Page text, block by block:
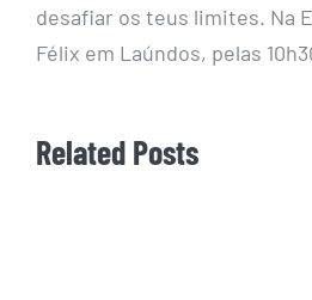
desafiar os teus limites. Na
Félix em Laúndos, pelas
Related Posts